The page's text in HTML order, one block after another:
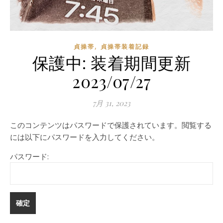
貞操帯, 貞操帯装着記録
保護中: 装着期間更新
2023/07/27
7月 31, 2023
このコンテンツはパスワードで保護されています。閲覧する
には以下にパスワードを入力してください。
パスワード: